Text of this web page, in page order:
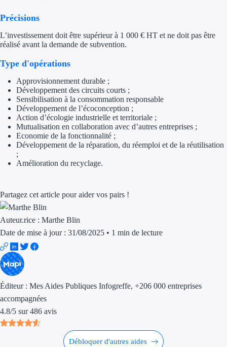
Aides Région
Aides Région
Aides Région
Aides Région
Précisions
L’investissement doit être supérieur à 1 000 € HT et ne doit pas être
réalisé avant la demande de subvention.
Type d'opérations
Approvisionnement durable ;
Développement des circuits courts ;
Sensibilisation à la consommation responsable
Développement de l’écoconception ;
Action d’écologie industrielle et territoriale ;
Mutualisation en collaboration avec d’autres entreprises ;
Economie de la fonctionnalité ;
Développement de la réparation, du réemploi et de la réutilisation
;
Amélioration du recyclage.
Partagez cet article pour aider vos pairs !
Auteur.rice : Marthe Blin
Date de mise à jour : 31/08/2025 • 1 min de lecture
Éditeur : Mes Aides Publiques Infogreffe, +206 000 entreprises
accompagnées
4.8/5 sur 486 avis
Débloquer d'autres aides